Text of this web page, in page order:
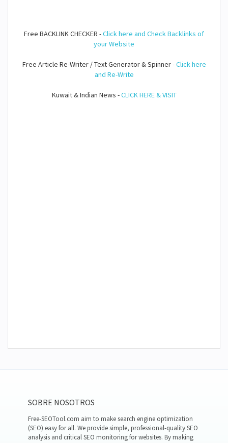
Free BACKLINK CHECKER -Click here and Check Backlinks of
your Website
Free Article Re-Writer / Text Generator & Spinner -Click here
and Re-Write
Kuwait & Indian News -CLICK HERE & VISIT
SOBRE NOSOTROS
Free-SEOTool.com aim to make search engine optimization
(SEO) easy for all. We provide simple, professional-quality SEO
analysis and critical SEO monitoring for websites. By making